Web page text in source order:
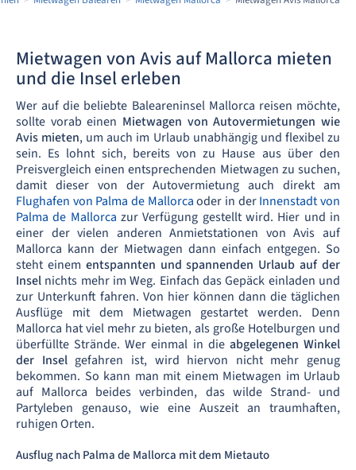
Mietwagen von Avis auf Mallorca mieten
und die Insel erleben
Wer auf die beliebte Baleareninsel Mallorca reisen möchte,
sollte vorab einen Mietwagen von Autovermietungen wie
Avis mieten, um auch im Urlaub unabhängig und flexibel zu
sein. Es lohnt sich, bereits von zu Hause aus über den
Preisvergleich einen entsprechenden Mietwagen zu suchen,
damit dieser von der Autovermietung auch direkt am
Flughafen von Palma de Mallorcaoder in derInnenstadt von
Palma de Mallorca zur Verfügung gestellt wird. Hier und in
einer der vielen anderen Anmietstationen von Avis auf
Mallorca kann der Mietwagen dann einfach entgegen. So
steht einem entspannten und spannenden Urlaub auf der
Insel nichts mehr im Weg. Einfach das Gepäck einladen und
zur Unterkunft fahren. Von hier können dann die täglichen
Ausflüge mit dem Mietwagen gestartet werden. Denn
Mallorca hat viel mehr zu bieten, als große Hotelburgen und
überfüllte Strände. Wer einmal in die abgelegenen Winkel
der Insel gefahren ist, wird hiervon nicht mehr genug
bekommen. So kann man mit einem Mietwagen im Urlaub
auf Mallorca beides verbinden, das wilde Strand- und
Partyleben genauso, wie eine Auszeit an traumhaften,
ruhigen Orten.
Ausflug nach Palma de Mallorca mit dem Mietauto